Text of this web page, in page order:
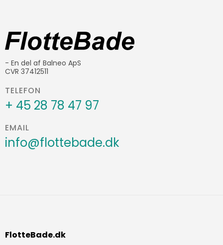
- En del af Balneo ApS
CVR 37412511
TELEFON
+ 45 28 78 47 97
EMAIL
info@flottebade.dk
FlotteBade.dk